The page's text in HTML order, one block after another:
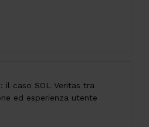
il caso SOL Veritas tra
ed esperienza utente